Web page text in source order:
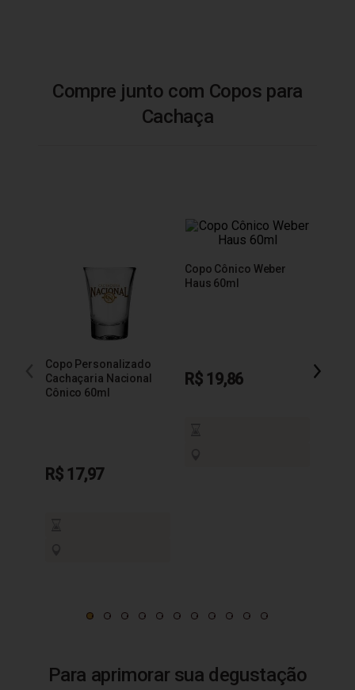
Compre junto com Copos para
Cachaça
Copo Personalizado
Cachaçaria Nacional
Cônico 60ml
R$ 17,97
Copo Cônico Weber
Haus 60ml
R$ 19,86
Para aprimorar sua degustação